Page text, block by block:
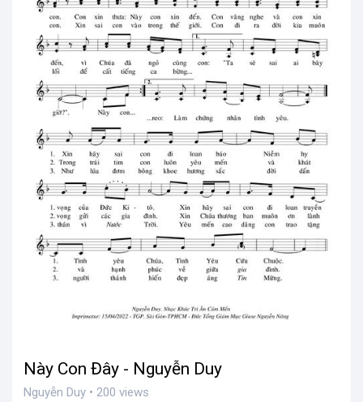
Này Con Đây - Nguyễn Duy
Nguyễn Duy • 200 views